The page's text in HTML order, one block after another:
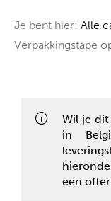
Één
Je bent hier: Alle
Verpakkingstape
Wil je
in
een